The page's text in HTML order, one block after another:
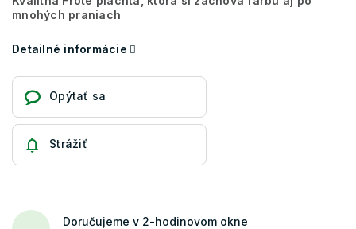
mnohých praniach
Detailné informácie
Opýtať sa
Strážiť
Doručujeme v 2-hodinovom okne